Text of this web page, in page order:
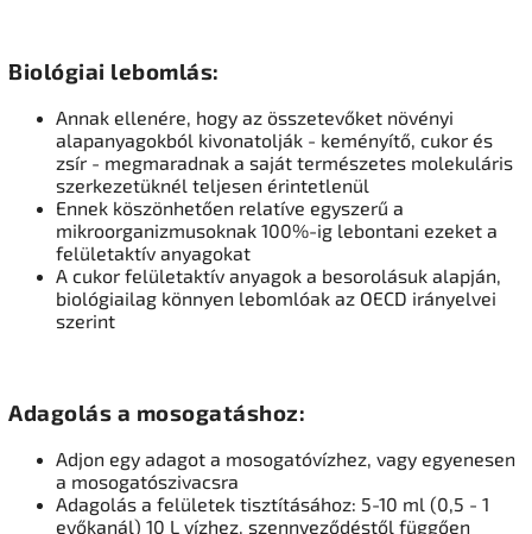
Biológiai lebomlás:
Annak ellenére, hogy az összetevőket növényi
alapanyagokból kivonatolják - keményítő, cukor és
zsír - megmaradnak a saját természetes molekuláris
szerkezetüknél teljesen érintetlenül
Ennek köszönhetően relatíve egyszerű a
mikroorganizmusoknak 100%-ig lebontani ezeket a
felületaktív anyagokat
A cukor felületaktív anyagok a besorolásuk alapján,
biológiailag könnyen lebomlóak az OECD irányelvei
szerint
Adagolás a mosogatáshoz:
Adjon egy adagot a mosogatóvízhez, vagy egyenesen
a mosogatószivacsra
Adagolás a felületek tisztításához: 5-10 ml (0,5 - 1
evőkanál) 10 L vízhez, szennyeződéstől függően